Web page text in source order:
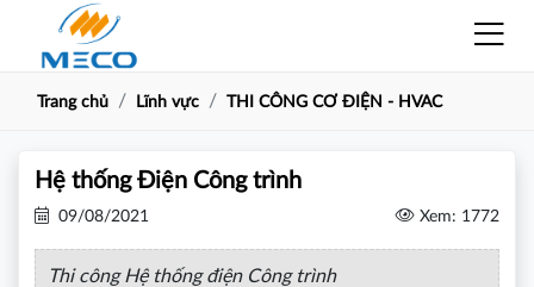
Trang chủ Lĩnh vực THI CÔNG CƠ ĐIỆN - HVAC
Hệ thống Điện Công trình
09/08/2021 Xem: 1772
Thi công Hệ thống điện Công trình